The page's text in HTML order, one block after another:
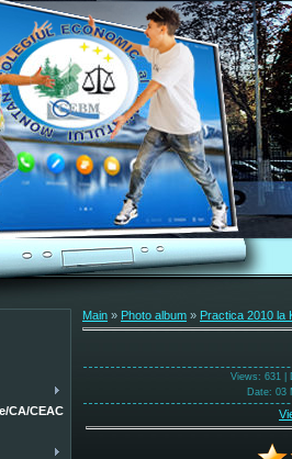
CA/CEAC
Main » Photo album » Practica 2010 la
Views: 631 |
Date: 03